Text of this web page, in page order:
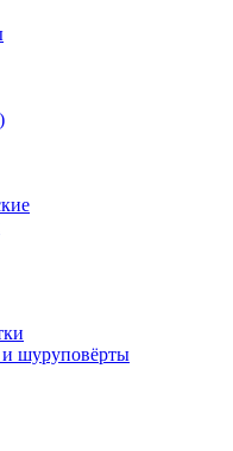
шуруповёрты